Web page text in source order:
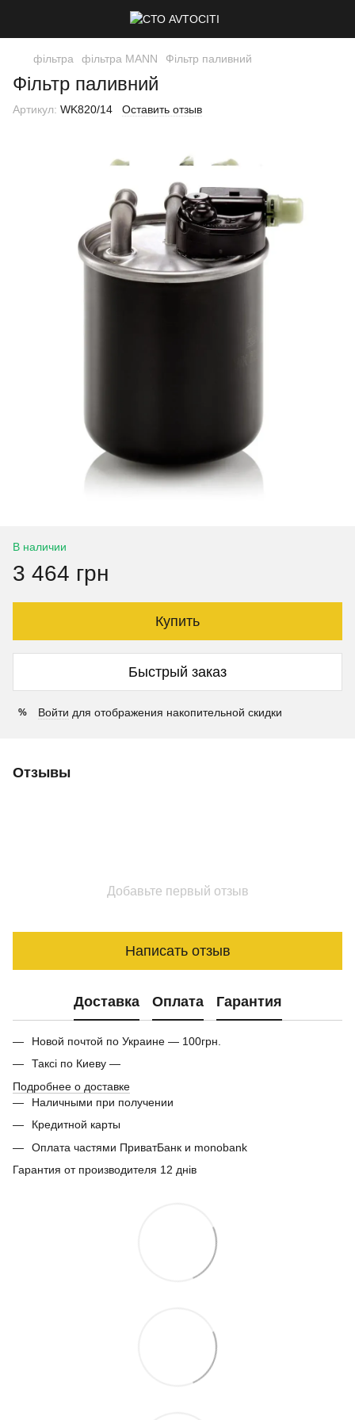
фільтра фільтра MANN Фільтр паливний
Фільтр паливний
Артикул: WK820/14 Оставить отзыв
В наличии
3 464 грн
Купить
Быстрый заказ
% Войти для отображения накопительной скидки
Отзывы
Добавьте первый отзыв
Написать отзыв
Доставка Оплата Гарантия
Новой почтой по Украине — 100грн.
Таксі по Киеву —
Подробнее о доставке
Наличными при получении
Кредитной карты
Оплата частями ПриватБанк и monobank
Гарантия от производителя 12 днів